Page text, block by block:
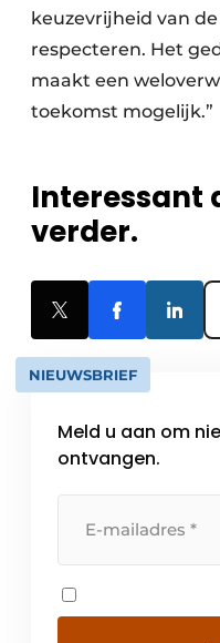
keuzevrijheid van
respecteren. Het
maakt een
toekomst mogelijk.”
Interessant
verder.
NIEUWSBRIEF
Meld u aan om
ontvangen.